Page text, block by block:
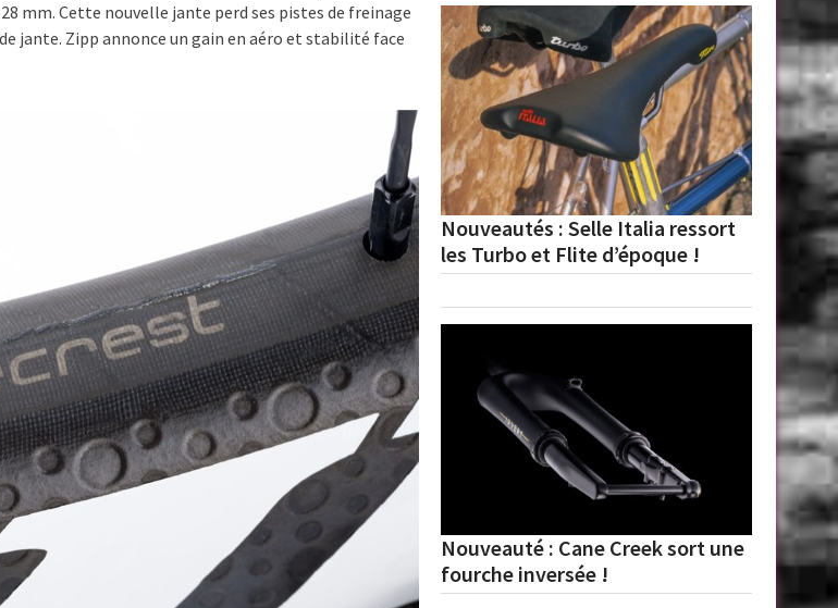
mm. Cette nouvelle jante perd ses pistes de freinage
jante. Zipp annonce un gain en aéro et stabilité face
Nouveautés : Selle Italia ressort
les Turbo et Flite d’époque !
Nouveauté : Cane Creek sort une
fourche inversée !